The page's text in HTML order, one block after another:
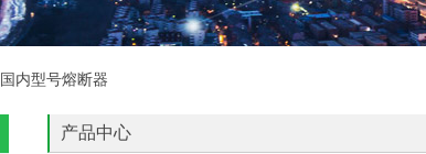
内型号熔断器
产品中心